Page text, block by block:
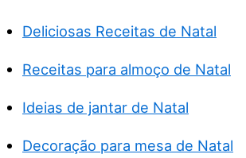
Deliciosas Receitas de Natal
Receitas para almoço de Natal
Ideias de jantar de Natal
Decoração para mesa de Natal